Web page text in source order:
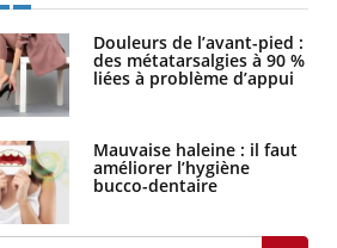
Douleurs de l’avant-pied :
des métatarsalgies à 90 %
liées à problème d’appui
Mauvaise haleine : il faut
améliorer l’hygiène
bucco-dentaire